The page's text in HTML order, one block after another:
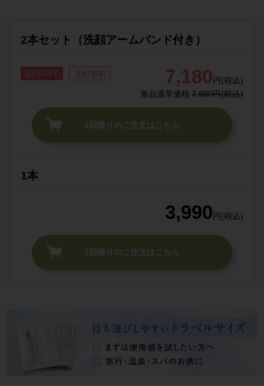
2本セット（洗顔アームバンド付き）
10％OFF 送料無料 7,180 円(税込)
単品通常価格 7,980円(税込)
1回限りのご注文はこちら
1本
3,990 円(税込)
1回限りのご注文はこちら